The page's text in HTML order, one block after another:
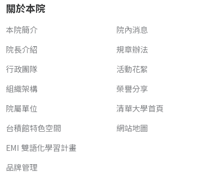
關於本院
本院簡介
院長介紹
行政團隊
組織架構
院屬單位
台積館特色空間
EMI 雙語化學習計畫
品牌管理
院內消息
規章辦法
活動花絮
榮譽分享
清華大學首頁
網站地圖